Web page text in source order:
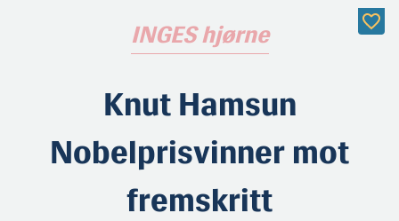
INGES hjørne
Knut Hamsun
Nobelprisvinner mot
fremskritt